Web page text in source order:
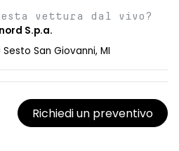
vettura dal vivo?
S.p.a.
San Giovanni, MI
Richiedi un preventivo